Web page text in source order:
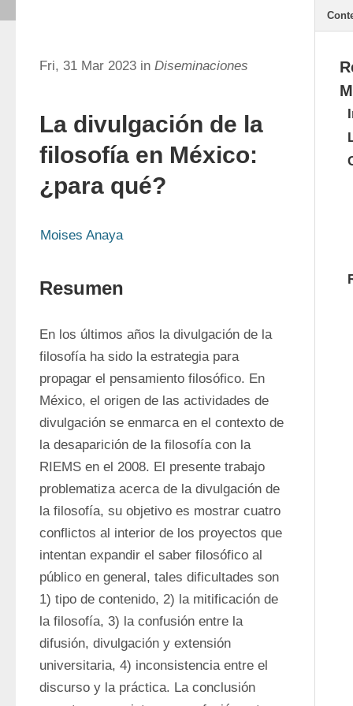
Fri, 31 Mar 2023 in Diseminaciones
La divulgación de la
filosofía en México:
¿para qué?
Moises Anaya
Resumen
En los últimos años la divulgación de la
filosofía ha sido la estrategia para
propagar el pensamiento filosófico. En
México, el origen de las actividades de
divulgación se enmarca en el contexto de
la desaparición de la filosofía con la
RIEMS en el 2008. El presente trabajo
problematiza acerca de la divulgación de
la filosofía, su objetivo es mostrar cuatro
conflictos al interior de los proyectos que
intentan expandir el saber filosófico al
público en general, tales dificultades son
1) tipo de contenido, 2) la mitificación de
la filosofía, 3) la confusión entre la
difusión, divulgación y extensión
universitaria, 4) inconsistencia entre el
discurso y la práctica. La conclusión